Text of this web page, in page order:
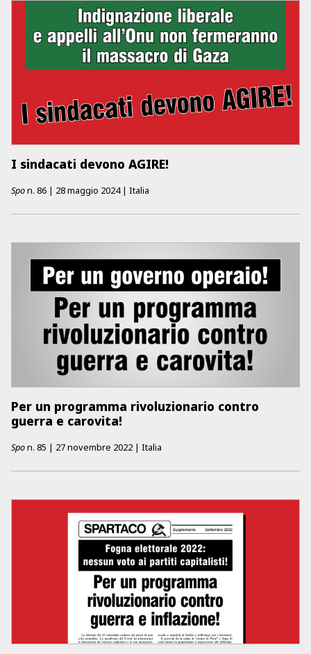
I sindacati devono AGIRE!
Spon. 86 | 28 maggio 2024 | Italia
Per un programma rivoluzionario contro
guerra e carovita!
Spon. 85 | 27 novembre 2022 | Italia